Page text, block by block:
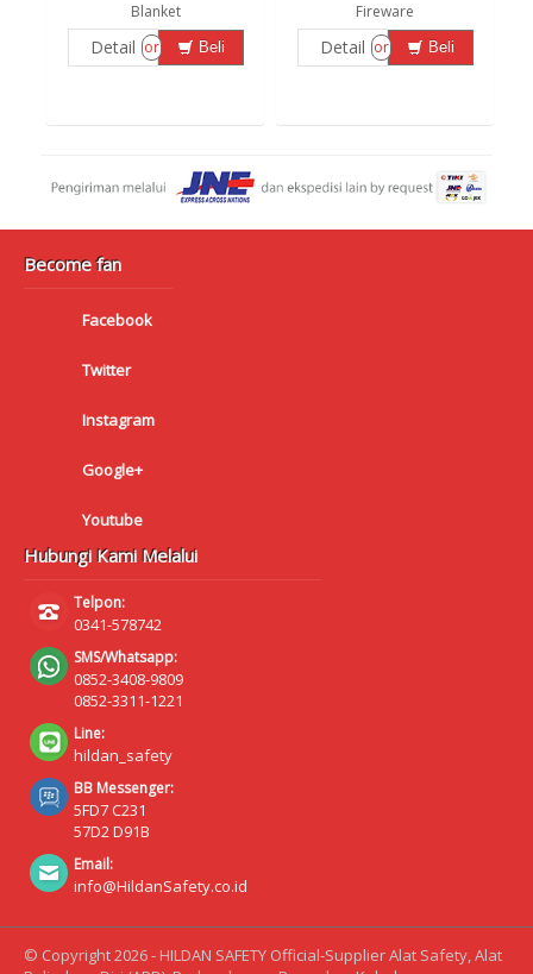
Blanket
Detail or Beli
Fireware
Detail or Beli
Become fan
Facebook
Twitter
Instagram
Google+
Youtube
Hubungi Kami Melalui
Telpon:
0341-578742
SMS/Whatsapp:
0852-3408-9809
0852-3311-1221
Line:
hildan_safety
BB Messenger:
5FD7 C231
57D2 D91B
Email:
info@HildanSafety.co.id
© Copyright 2026 - HILDAN SAFETY Official-Supplier Alat Safety, Alat